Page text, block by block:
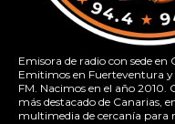
Emisora de radio con sede
Emitimos en Fuerteventura y
FM. Nacimos en el año
más destacado de Canarias,
multimedia de cercanía para